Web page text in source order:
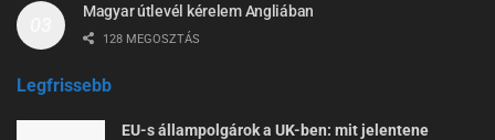
Magyar útlevél kérelem Angliában
128 MEGOSZTÁS
Legfrissebb
EU-s állampolgárok a UK-ben: mit jelentene